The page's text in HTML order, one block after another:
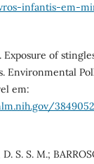
infantis-em-
Exposure of
Environmental
em:
S. S. M.;